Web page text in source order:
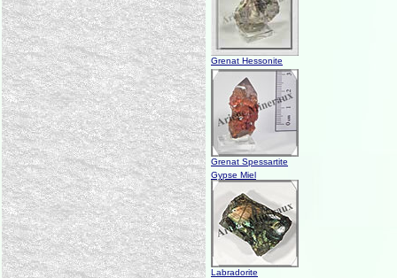
Grenat Hessonite
Grenat Spessartite
Gypse Miel
Labradorite